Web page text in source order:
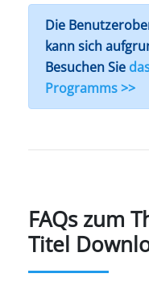
Die
kann sich
Besuchen Sie
Programms >>
FAQs zum
Titel